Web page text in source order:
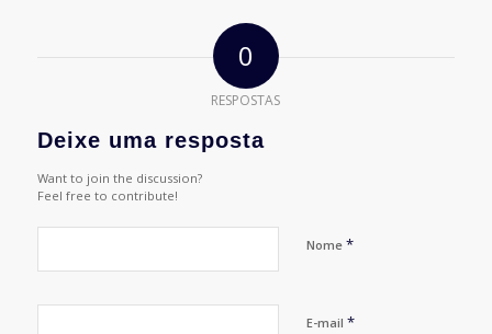
0
RESPOSTAS
Deixe uma resposta
Want to join the discussion?
Feel free to contribute!
Nome *
E-mail *